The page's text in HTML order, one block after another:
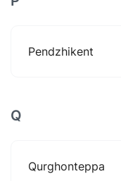
Pendzhikent
Q
Qurghonteppa